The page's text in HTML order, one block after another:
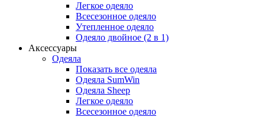
Легкое одеяло
Всесезонное одеяло
Утепленное одеяло
Одеяло двойное (2 в 1)
Аксессуары
Одеяла
Показать все одеяла
Одеяла SumWin
Одеяла Sheep
Легкое одеяло
Всесезонное одеяло